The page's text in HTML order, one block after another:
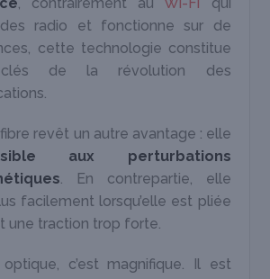
radio et fonctionne sur de
cette technologie constitue
de la révolution des
fibre revêt un autre avantage : elle
aux perturbations
. En contrepartie, elle
facilement lorsqu’elle est pliée
une traction trop forte.
c’est magnifique. Il est